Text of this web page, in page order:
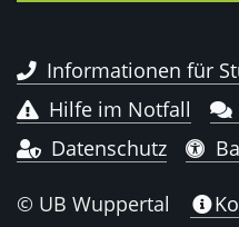
Informationen für
Hilfe im Notfall
Datenschutz
© UB Wuppertal